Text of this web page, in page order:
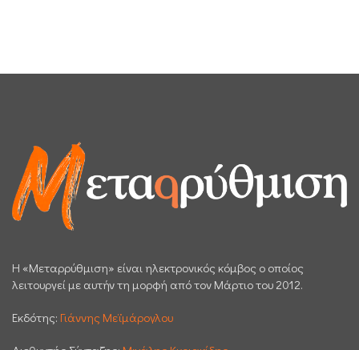
H «Μεταρρύθμιση» είναι ηλεκτρονικός κόμβος ο οποίος
λειτουργεί με αυτήν τη μορφή από τον Μάρτιο του 2012.
Εκδότης: Γιάννης Μεϊμάρογλου